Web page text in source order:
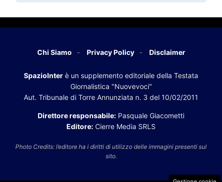
Chi Siamo Privacy Policy Disclaimer
SpazioInter è un supplemento editoriale della Testata
Giornalistica "Nuovevoci"
Aut. Tribunale di Torre Annunziata n. 3 del 10/02/2011
Direttore responsabile: Pasquale Giacometti
Editore: Cierre Media SRLS
Photo Credits: l’editore ha i diritti di utilizzo delle immagini presenti sul
sito.